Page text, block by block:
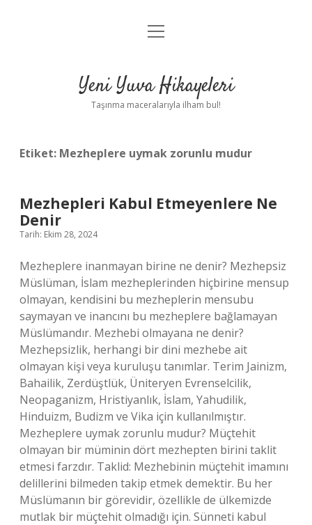
Anasayfa
Yasal Uyarı
menüyü
Yeni Yuva Hikayeleri
Taşınma maceralarıyla ilham bul!
Etiket: Mezheplere uymak zorunlu mudur
Mezhepleri Kabul Etmeyenlere Ne
Denir
Tarih: Ekim 28, 2024
Mezheplere inanmayan birine ne denir? Mezhepsiz
Müslüman, İslam mezheplerinden hiçbirine mensup
olmayan, kendisini bu mezheplerin mensubu
saymayan ve inancını bu mezheplere bağlamayan
Müslümandır. Mezhebi olmayana ne denir?
Mezhepsizlik, herhangi bir dini mezhebe ait
olmayan kişi veya kuruluşu tanımlar. Terim Jainizm,
Bahailik, Zerdüştlük, Üniteryen Evrenselcilik,
Neopaganizm, Hristiyanlık, İslam, Yahudilik,
Hinduizm, Budizm ve Vika için kullanılmıştır.
Mezheplere uymak zorunlu mudur? Müçtehit
olmayan bir müminin dört mezhepten birini taklit
etmesi farzdır. Taklid: Mezhebinin müçtehit imamını
delillerini bilmeden takip etmek demektir. Bu her
Müslümanın bir görevidir, özellikle de ülkemizde
mutlak bir müçtehit olmadığı için. Sünneti kabul